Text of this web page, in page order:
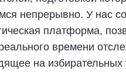
непрерывно. У нас
платформа,
времени
на избирательных